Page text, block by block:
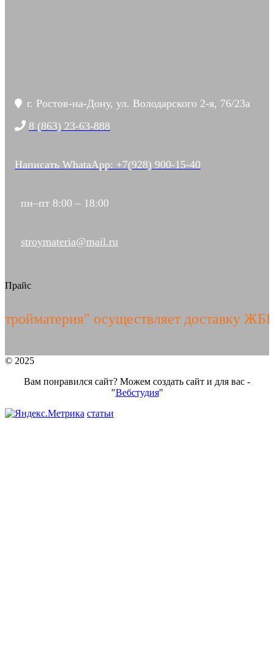
г. Ростов-на-Дону, ул. Володарского 2-я, 76/23а
8 (863) 23-63-888
Написать WhataApp: +7(928) 900-15-40
пн–пт 8:00 – 18:00
stroymateria@mail.ru
Прайс
осуществляет доставку ЖБИ
© 2025
Вам понравился сайт? Можем создать сайт и для вас -
"Вебстудия"
статьи